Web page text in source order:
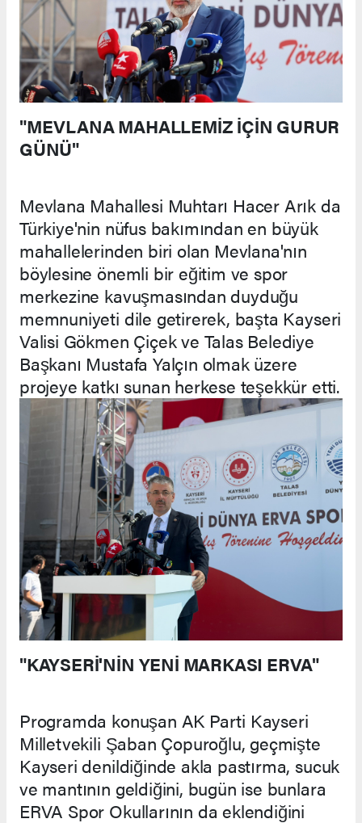
"MEVLANA MAHALLEMİZ İÇİN GURUR
GÜNÜ"
Mevlana Mahallesi Muhtarı Hacer Arık da
Türkiye'nin nüfus bakımından en büyük
mahallelerinden biri olan Mevlana'nın
böylesine önemli bir eğitim ve spor
merkezine kavuşmasından duyduğu
memnuniyeti dile getirerek, başta Kayseri
Valisi Gökmen Çiçek ve Talas Belediye
Başkanı Mustafa Yalçın olmak üzere
projeye katkı sunan herkese teşekkür etti.
"KAYSERİ'NİN YENİ MARKASI ERVA"
Programda konuşan AK Parti Kayseri
Milletvekili Şaban Çopuroğlu, geçmişte
Kayseri denildiğinde akla pastırma, sucuk
ve mantının geldiğini, bugün ise bunlara
ERVA Spor Okullarının da eklendiğini